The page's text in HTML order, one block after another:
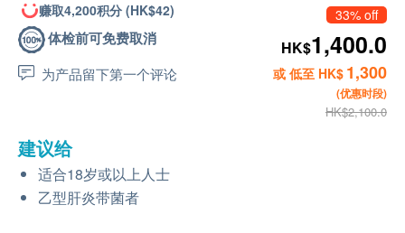
赚取4,200积分 (HK$42)
体检前可免费取消
为产品留下第一个评论
33% off
HK$1,400.0
或 低至 HK$ 1,300
(优惠时段)
HK$2,100.0
建议给
适合18岁或以上人士
乙型肝炎带菌者